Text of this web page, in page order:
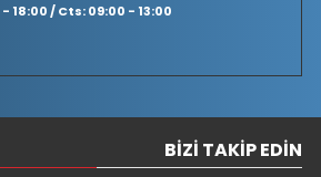
/ Cts: 09:00 - 13:00
BIZI TAKIP EDIN